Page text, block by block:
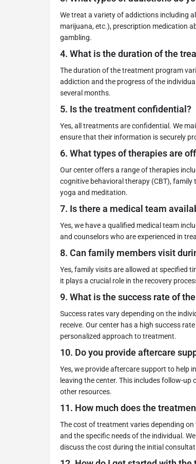
We treat a variety of addictions including
marijuana, etc.), prescription medication
gambling.
4. What is the duration of the
The duration of the treatment program
addiction and the progress of the
several months.
5. Is the treatment confidential?
Yes, all treatments are confidential. We
ensure that their information is securely
6. What types of therapies are
Our center offers a range of therapies
cognitive behavioral therapy (CBT),
yoga and meditation.
7. Is there a medical team
Yes, we have a qualified medical team
and counselors who are experienced in
8. Can family members visit
Yes, family visits are allowed at specified
it plays a crucial role in the recovery
9. What is the success rate of
Success rates vary depending on the
receive. Our center has a high success
personalized approach to treatment.
10. Do you provide aftercare
Yes, we provide aftercare support to help
leaving the center. This includes follow-
other resources.
11. How much does the
The cost of treatment varies depending
and the specific needs of the individual.
discuss the cost during the initial